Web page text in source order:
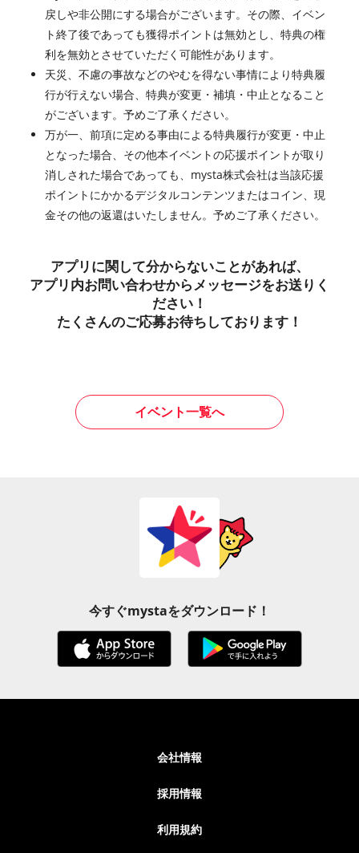
戻しや非公開にする場合がございます。その際、イベン
ト終了後であっても獲得ポイントは無効とし、特典の権
利を無効とさせていただく可能性があります。
天災、不慮の事故などのやむを得ない事情により特典履
行が行えない場合、特典が変更・補填・中止となること
がございます。予めご了承ください。
万が一、前項に定める事由による特典履行が変更・中止
となった場合、その他本イベントの応援ポイントが取り
消しされた場合であっても、mysta株式会社は当該応援
ポイントにかかるデジタルコンテンツまたはコイン、現
金その他の返還はいたしません。予めご了承ください。
アプリに関して分からないことがあれば、
アプリ内お問い合わせからメッセージをお送りく
ださい！
たくさんのご応募お待ちしております！
イベント一覧へ
今すぐmystaをダウンロード！
会社情報
採用情報
利用規約